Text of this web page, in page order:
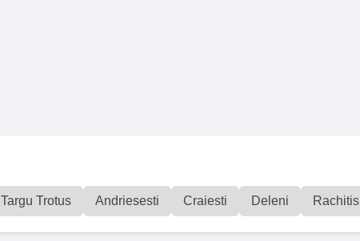
Targu Trotus Andriesesti Craiesti Deleni Rachitis